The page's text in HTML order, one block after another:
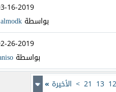
16-2019
بواسطة
26-2019
بواسطة
12
13
21
> الأخيرة »